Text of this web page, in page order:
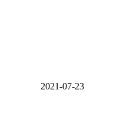
2021-07-23